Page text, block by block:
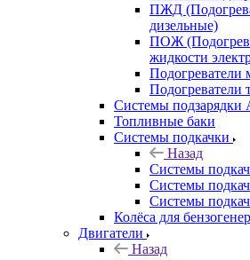
ПЖД
дизельные)
ПОЖ
жидкости
Подогреватели
Подогреватели
Системы
Топливные баки
Системы подкачки
Назад
Системы
Системы
Системы
Колёса для
Двигатели
Назад